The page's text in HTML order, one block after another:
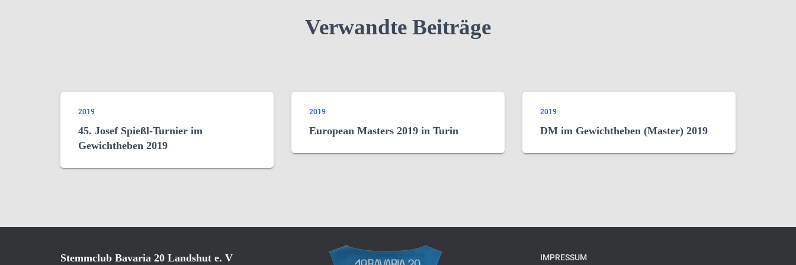
Verwandte Beiträge
2019
45. Josef Spießl-Turnier im
Gewichtheben 2019
2019
European Masters 2019 in Turin
2019
DM im Gewichtheben (Master) 2019
Stemmclub Bavaria 20 Landshut e. V IMPRESSUM